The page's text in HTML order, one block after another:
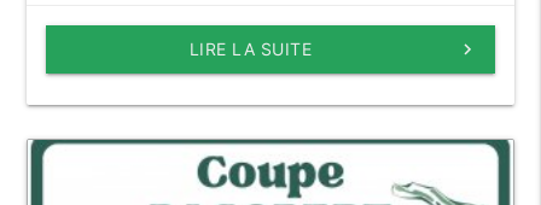
keyboard_arrow_right
LIRE LA SUITE